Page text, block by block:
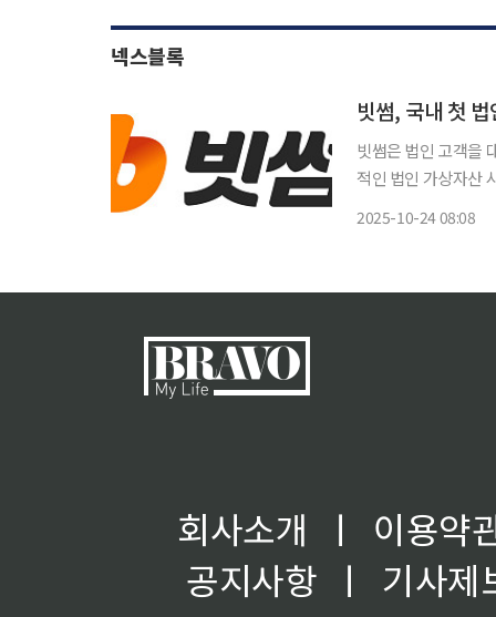
넥스블록
빗썸, 국내 첫
빗썸은 법인 고객을
적인 법인 가상자산
2025-10-24 08:08
회사소개 ㅣ
이용약
공지사항
ㅣ
기사제